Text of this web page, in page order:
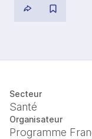
Secteur
Santé
Organisateur
Programme